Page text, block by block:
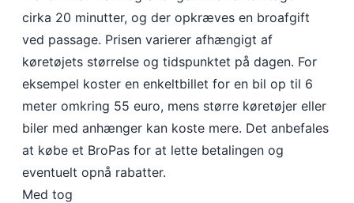
cirka 20 minutter, og der opkræves en broafgift
ved passage. Prisen varierer afhængigt af
køretøjets størrelse og tidspunktet på dagen. For
eksempel koster en enkeltbillet for en bil op til 6
meter omkring 55 euro, mens større køretøjer eller
biler med anhænger kan koste mere. Det anbefales
at købe et BroPas for at lette betalingen og
eventuelt opnå rabatter. ​
Med tog